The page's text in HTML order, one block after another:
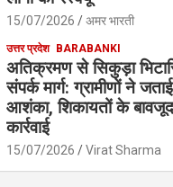
15/07/2026 अमर भारती
उत्तर प्रदेश BARABANKI
अतिक्रमण से सिकुड़ा
संपर्क मार्ग: ग्रामीणों ने
आशंका, शिकायतों के
कार्रवाई
15/07/2026 Virat Sharma